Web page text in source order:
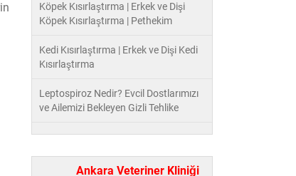
Köpek Kısırlaştırma | Erkek ve Dişi
Köpek Kısırlaştırma | Pethekim
Kedi Kısırlaştırma | Erkek ve Dişi Kedi
Kısırlaştırma
Leptospiroz Nedir? Evcil Dostlarımızı
ve Ailemizi Bekleyen Gizli Tehlike
Ankara Veteriner Kliniği